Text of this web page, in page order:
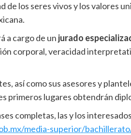
de los seres vivos y los valores
a cargo de un jurado
corporal, veracidad
así como sus asesores y
primeros lugares obtendrán
completas, las y los
media-superior/